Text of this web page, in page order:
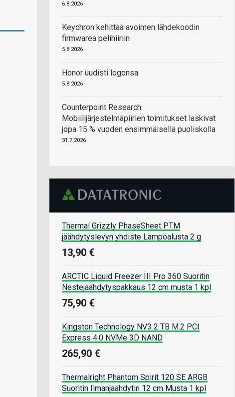
6.8.2026
Keychron kehittää avoimen lähdekoodin
firmwarea pelihiiriin
5.8.2026
Honor uudisti logonsa
5.8.2026
Counterpoint Research:
Mobiilijärjestelmäpiirien toimitukset laskivat
jopa 15 % vuoden ensimmäisellä puoliskolla
31.7.2026
Thermal Grizzly PhaseSheet PTM
jäähdytyslevyn yhdiste Lämpöalusta 2 g
13,90 €
ARCTIC Liquid Freezer III Pro 360 Suoritin
Nestejäähdytyspakkaus 12 cm musta 1 kpl
75,90 €
Kingston Technology NV3 2 TB M.2 PCI
Express 4.0 NVMe 3D NAND
265,90 €
Thermalright Phantom Spirit 120 SE ARGB
Suoritin Ilmanjäähdytin 12 cm Musta 1 kpl